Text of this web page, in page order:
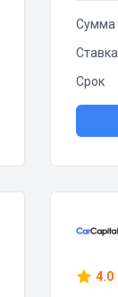
Сумма
Ставка
Срок
4.0